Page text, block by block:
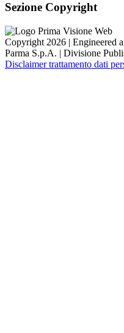
Sezione Copyright
Copyright 2026 | Engineered
Parma S.p.A. | Divisione
Disclaimer trattamento dati